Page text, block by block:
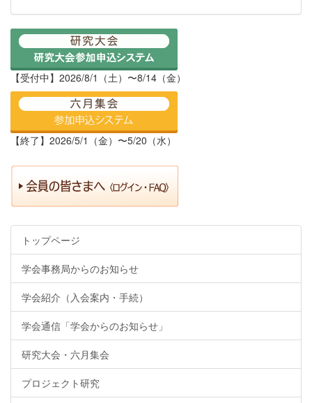
【受付中】2026/8/1（土）〜8/14（金）
【終了】2026/5/1（金）〜5/20（水）
トップページ
学会事務局からのお知らせ
学会紹介（入会案内・手続）
学会通信「学会からのお知らせ」
研究大会・六月集会
プロジェクト研究